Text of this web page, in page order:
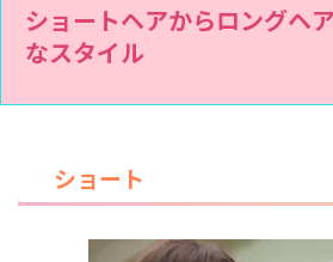
ショートヘアからロングヘ
なスタイル
ショート